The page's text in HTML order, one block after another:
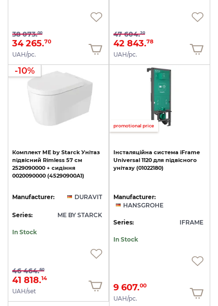
38 073.00
34 265.70
UAH/pc.
47 604.20
42 843.78
UAH/pc.
-10%
Комплект ME by Starck Унітаз
підвісний Rimless 57 см
2529090000 + сидіння
0020090000 (45290900A1)
Manufacturer: DURAVIT
Series: ME BY STARCK
In Stock
46 464.60
41 818.14
UAH/set
promotional price
Інсталяційна система iFrame
Universal 1120 для підвісного
унітазу (01022180)
Manufacturer:
HANSGROHE
Series: IFRAME
In Stock
9 607.00
UAH/pc.